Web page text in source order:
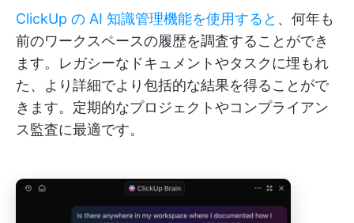
ClickUp の AI 知識管理機能を使用すると 、何年も
前のワークスペースの履歴を調査することができ
ます。レガシーなドキュメントやタスクに埋もれ
た、より詳細でより包括的な結果を得ることがで
きます。定期的なプロジェクトやコンプライアン
ス監査に最適です。